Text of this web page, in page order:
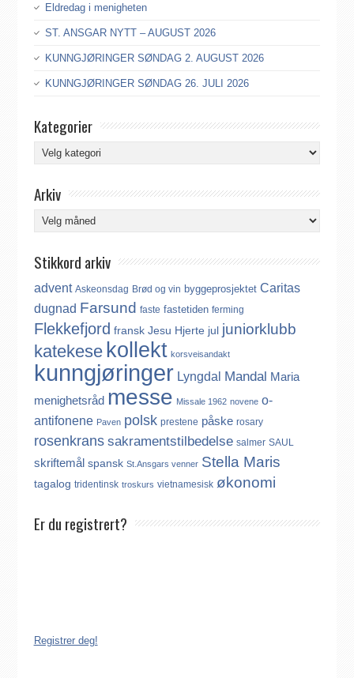
Eldredag i menigheten
ST. ANSGAR NYTT – AUGUST 2026
KUNNGJØRINGER SØNDAG 2. AUGUST 2026
KUNNGJØRINGER SØNDAG 26. JULI 2026
Kategorier
Kategorier
Arkiv
Arkiv
Stikkord arkiv
advent Askeonsdag Brød og vin byggeprosjektet Caritas
dugnad Farsund faste fastetiden ferming
Flekkefjord fransk Jesu Hjerte jul juniorklubb
katekese kollekt korsveisandakt
kunngjøringer Lyngdal Mandal Maria
menighetsråd messe Missale 1962 novene o-
antifonene Paven polsk prestene påske rosary
rosenkrans sakramentstilbedelse salmer SAUL
skriftemål spansk St.Ansgars venner Stella Maris
tagalog tridentinsk troskurs vietnamesisk økonomi
Er du registrert?
Registrer deg!